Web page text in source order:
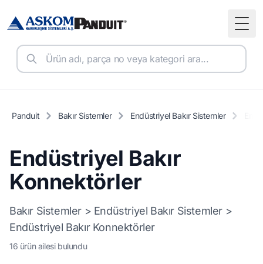
Panduit Bakır Sistemler Endüstriyel Bakır Sistemler
Endüstriyel Bakır
Konnektörler
Bakır Sistemler > Endüstriyel Bakır Sistemler >
Endüstriyel Bakır Konnektörler
16 ürün ailesi bulundu